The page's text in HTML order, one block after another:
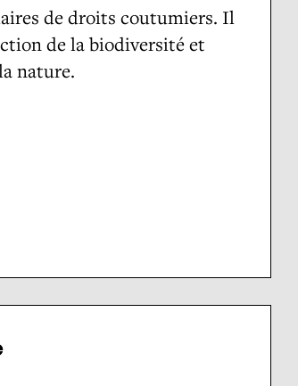
de droits coutumiers. Il
de la biodiversité et
nature.